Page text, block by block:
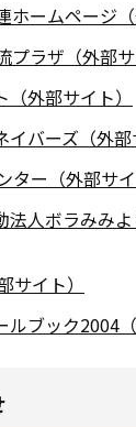
ホームページ（
プラザ（外部サ
外部サイト）
バーズ（外部
ター（外部サイ
法人ボラみみ
サイト）
ブック2004（